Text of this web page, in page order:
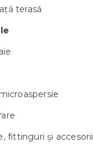
terasă
fittinguri și accesorii